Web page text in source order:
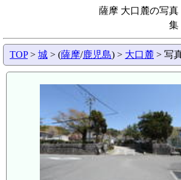
薩摩 大口麓の写真
集
TOP> 城 > (薩摩/鹿児島) > 大口麓 > 写